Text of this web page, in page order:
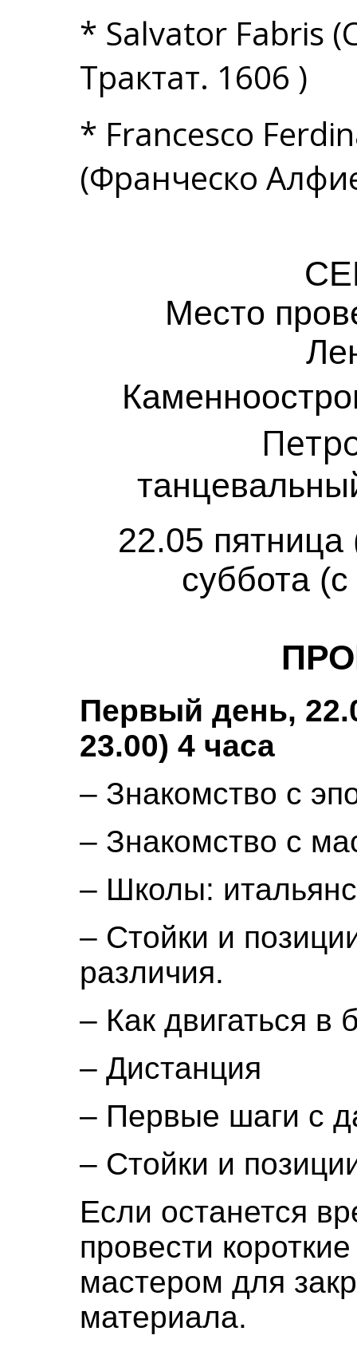
* Salvator Fabris
Трактат. 1606 )
* Francesco
(Франческо
Место
22.05
суббота
Первый день,
23.00) 4 часа
– Знакомство с
– Знакомство с
– Школы:
– Стойки и
различия.
– Как двигаться в
– Дистанция
– Первые шаги с
– Стойки и
Если останется
провести
мастером для
материала.